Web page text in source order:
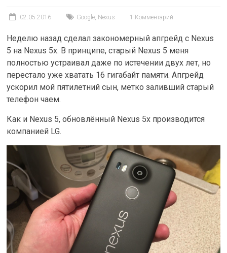
02.05.2016 Google, Nexus 1 Комментарий
Неделю назад сделал закономерный апгрейд с Nexus
5 на Nexus 5x. В принципе, старый Nexus 5 меня
полностью устраивал даже по истечении двух лет, но
перестало уже хватать 16 гигабайт памяти. Апгрейд
ускорил мой пятилетний сын, метко заливший старый
телефон чаем.
Как и Nexus 5, обновлённый Nexus 5x производится
компанией LG.